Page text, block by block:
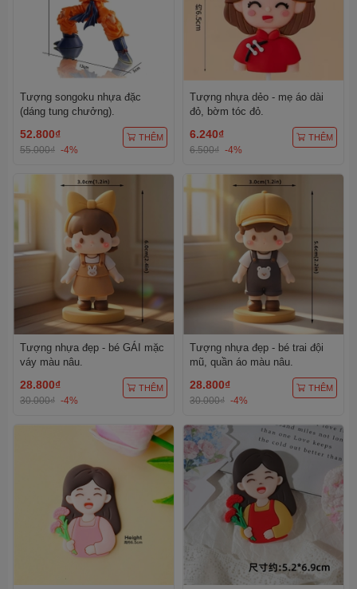
Tượng songoku nhựa đặc
(dáng tung chưởng).
52.800₫
55.000₫ -4%
THÊM
Tượng nhựa dẻo - mẹ áo dài
đỏ, bờm tóc đỏ.
6.240₫
6.500₫ -4%
THÊM
Tượng nhựa đẹp - bé GÁI mặc
váy màu nâu.
28.800₫
30.000₫ -4%
THÊM
Tượng nhựa đẹp - bé trai đội
mũ, quần áo màu nâu.
28.800₫
30.000₫ -4%
THÊM